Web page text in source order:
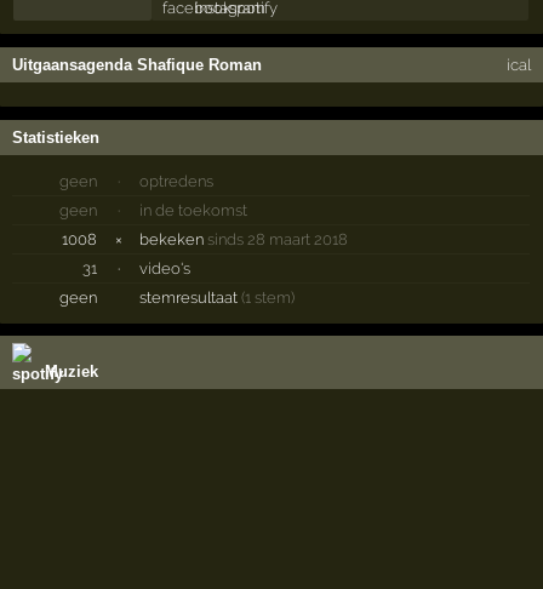
Uitgaansagenda Shafique Roman ical
Statistieken
geen ·
optredens
geen
·
in de toekomst
1008
× bekeken sinds 28 maart 2018
31
·
video's
geen
stemresultaat(1 stem)
Muziek